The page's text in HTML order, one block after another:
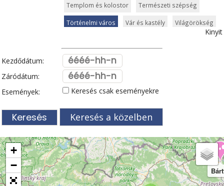
Templom és kolostor Természeti szépség
Történelmi város Vár és kastély Világörökség
Kinyit
Kezdődátum:
Záródátum:
Események:
Keresés csak eseményekre
Keresés a közelben
+
−